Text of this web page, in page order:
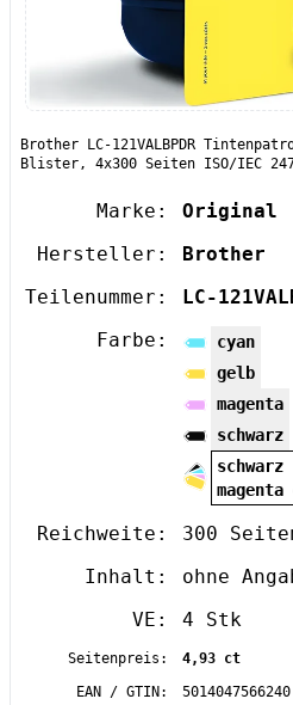
Brother LC-121VALBPDR
Blister, 4x300 Seiten ISO/IEC
Marke:
Original
Hersteller:
Brother
Teilenummer:
LC-
Farbe:
cyan
gelb
magenta
schwarz
schwarz
Reichweite:
300
Inhalt:
ohne
VE:
4 Stk
Seitenpreis:
4,93 ct
EAN / GTIN:
5014047566240